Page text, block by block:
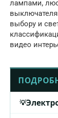
лампами,
выбору и
видео